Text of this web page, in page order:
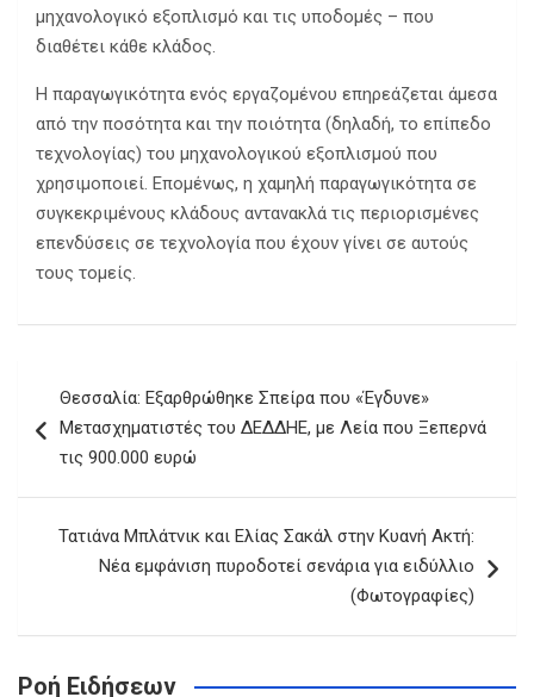
μηχανολογικό εξοπλισμό και τις υποδομές – που
διαθέτει κάθε κλάδος.
Η παραγωγικότητα ενός εργαζομένου επηρεάζεται άμεσα
από την ποσότητα και την ποιότητα (δηλαδή, το επίπεδο
τεχνολογίας) του μηχανολογικού εξοπλισμού που
χρησιμοποιεί. Επομένως, η χαμηλή παραγωγικότητα σε
συγκεκριμένους κλάδους αντανακλά τις περιορισμένες
επενδύσεις σε τεχνολογία που έχουν γίνει σε αυτούς
τους τομείς.
άρθρων
Θεσσαλία: Εξαρθρώθηκε Σπείρα που «Έγδυνε»
Μετασχηματιστές του ΔΕΔΔΗΕ, με Λεία που Ξεπερνά
τις 900.000 ευρώ
Τατιάνα Μπλάτνικ και Ελίας Σακάλ στην Κυανή Ακτή:
Νέα εμφάνιση πυροδοτεί σενάρια για ειδύλλιο
(Φωτογραφίες)
Ροή Ειδήσεων